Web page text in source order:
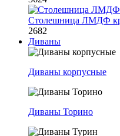
Столешница ЛМДФ
2682
Диваны
Диваны корпусные
Диваны Торино